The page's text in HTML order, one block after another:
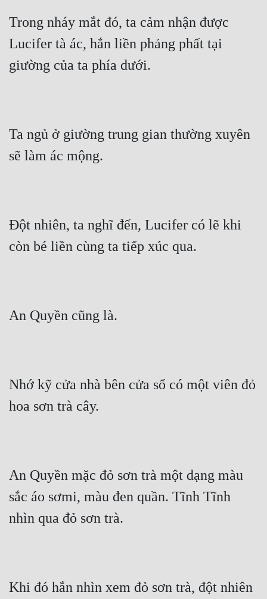
Trong nháy mắt đó, ta cảm nhận được
Lucifer tà ác, hắn liền phảng phất tại
giường của ta phía dưới.
Ta ngủ ở giường trung gian thường xuyên
sẽ làm ác mộng.
Đột nhiên, ta nghĩ đến, Lucifer có lẽ khi
còn bé liền cùng ta tiếp xúc qua.
An Quyền cũng là.
Nhớ kỹ cửa nhà bên cửa sổ có một viên đỏ
hoa sơn trà cây.
An Quyền mặc đỏ sơn trà một dạng màu
sắc áo sơmi, màu đen quần. Tĩnh Tĩnh
nhìn qua đỏ sơn trà.
Khi đó hắn nhìn xem đỏ sơn trà, đột nhiên